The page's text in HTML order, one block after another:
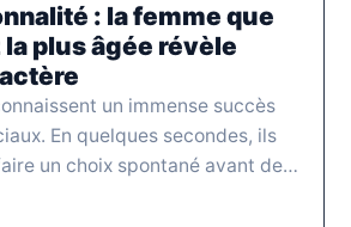
: la femme que
plus âgée révèle
un immense succès
En quelques secondes, ils
un choix spontané avant de…